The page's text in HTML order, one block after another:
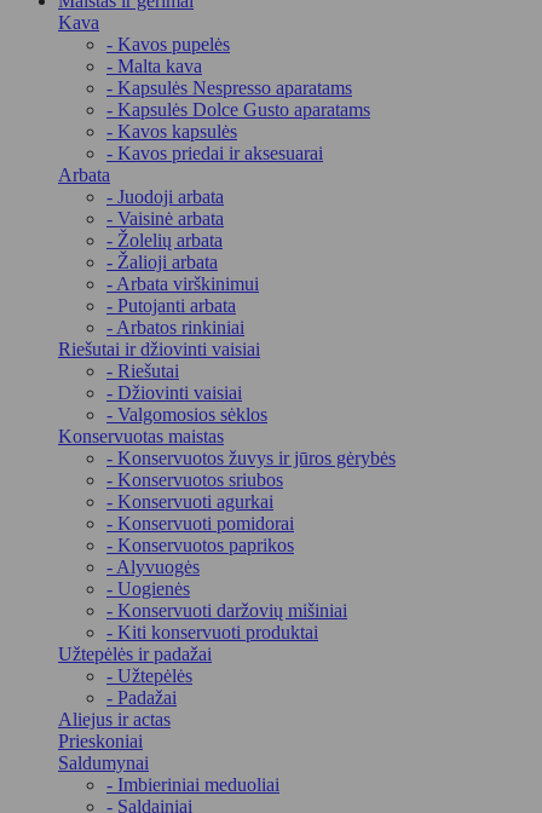
Kava
- Kavos pupelės
- Malta kava
- Kapsulės Nespresso aparatams
- Kapsulės Dolce Gusto aparatams
- Kavos kapsulės
- Kavos priedai ir aksesuarai
Arbata
- Juodoji arbata
- Vaisinė arbata
- Žolelių arbata
- Žalioji arbata
- Arbata virškinimui
- Putojanti arbata
- Arbatos rinkiniai
Riešutai ir džiovinti vaisiai
- Riešutai
- Džiovinti vaisiai
- Valgomosios sėklos
Konservuotas maistas
- Konservuotos žuvys ir jūros gėrybės
- Konservuotos sriubos
- Konservuoti agurkai
- Konservuoti pomidorai
- Konservuotos paprikos
- Alyvuogės
- Uogienės
- Konservuoti daržovių mišiniai
- Kiti konservuoti produktai
Užtepėlės ir padažai
- Užtepėlės
- Padažai
Aliejus ir actas
Prieskoniai
Saldumynai
- Imbieriniai meduoliai
- Saldainiai